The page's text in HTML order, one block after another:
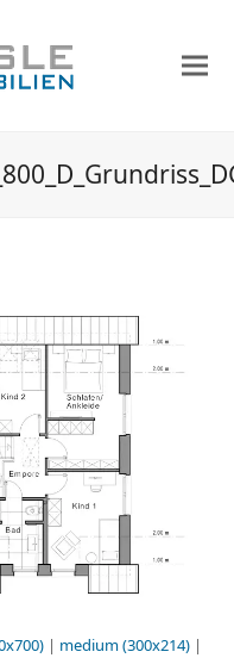
| medium (300x214) |